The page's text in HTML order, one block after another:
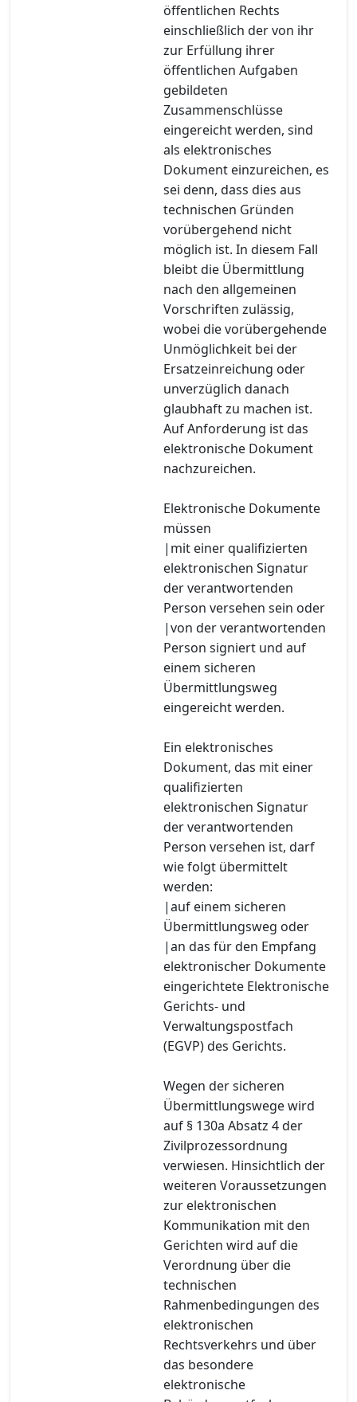
öffentlichen Rechts
einschließlich der von ihr
zur Erfüllung ihrer
öffentlichen Aufgaben
gebildeten
Zusammenschlüsse
eingereicht werden, sind
als elektronisches
Dokument einzureichen, es
sei denn, dass dies aus
technischen Gründen
vorübergehend nicht
möglich ist. In diesem Fall
bleibt die Übermittlung
nach den allgemeinen
Vorschriften zulässig,
wobei die vorübergehende
Unmöglichkeit bei der
Ersatzeinreichung oder
unverzüglich danach
glaubhaft zu machen ist.
Auf Anforderung ist das
elektronische Dokument
nachzureichen.
Elektronische Dokumente
müssen
|mit einer qualifizierten
elektronischen Signatur
der verantwortenden
Person versehen sein oder
|von der verantwortenden
Person signiert und auf
einem sicheren
Übermittlungsweg
eingereicht werden.
Ein elektronisches
Dokument, das mit einer
qualifizierten
elektronischen Signatur
der verantwortenden
Person versehen ist, darf
wie folgt übermittelt
werden:
|auf einem sicheren
Übermittlungsweg oder
|an das für den Empfang
elektronischer Dokumente
eingerichtete Elektronische
Gerichts- und
Verwaltungspostfach
(EGVP) des Gerichts.
Wegen der sicheren
Übermittlungswege wird
auf § 130a Absatz 4 der
Zivilprozessordnung
verwiesen. Hinsichtlich der
weiteren Voraussetzungen
zur elektronischen
Kommunikation mit den
Gerichten wird auf die
Verordnung über die
technischen
Rahmenbedingungen des
elektronischen
Rechtsverkehrs und über
das besondere
elektronische